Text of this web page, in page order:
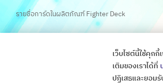
รายชื่อการ์ดในผลิตภัณฑ์ Fighter Deck
เว็บไซต์นี้ใช้คุก
เติมของเราได้ที่
ปฏิเสธและยอม